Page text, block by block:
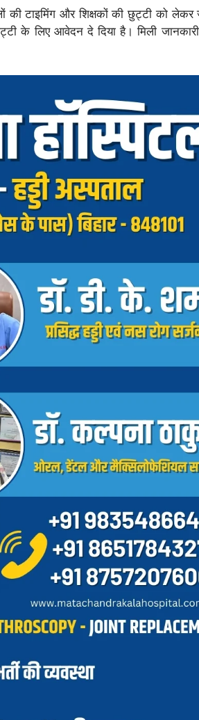
की टाइमिंग और शिक्षकों की छुट्टी को लेकर
के लिए आवेदन दे दिया है। मिली